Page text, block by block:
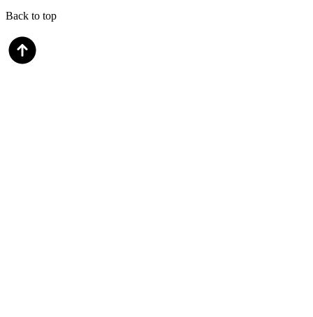
Back to top